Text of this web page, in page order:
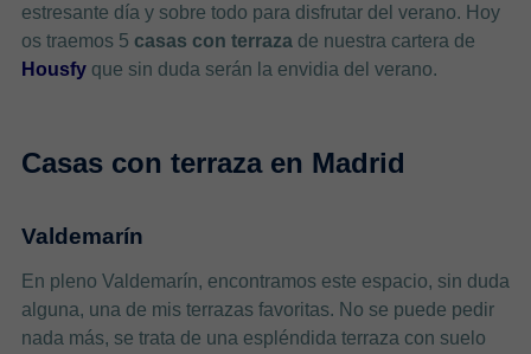
estresante día y sobre todo para disfrutar del verano. Hoy
os traemos 5 casas con terrazade nuestra cartera de
Housfy que sin duda serán la envidia del verano.
Casas con terraza en Madrid
Valdemarín
En pleno Valdemarín, encontramos este espacio, sin duda
alguna, una de mis terrazas favoritas. No se puede pedir
nada más, se trata de una espléndida terraza con suelo